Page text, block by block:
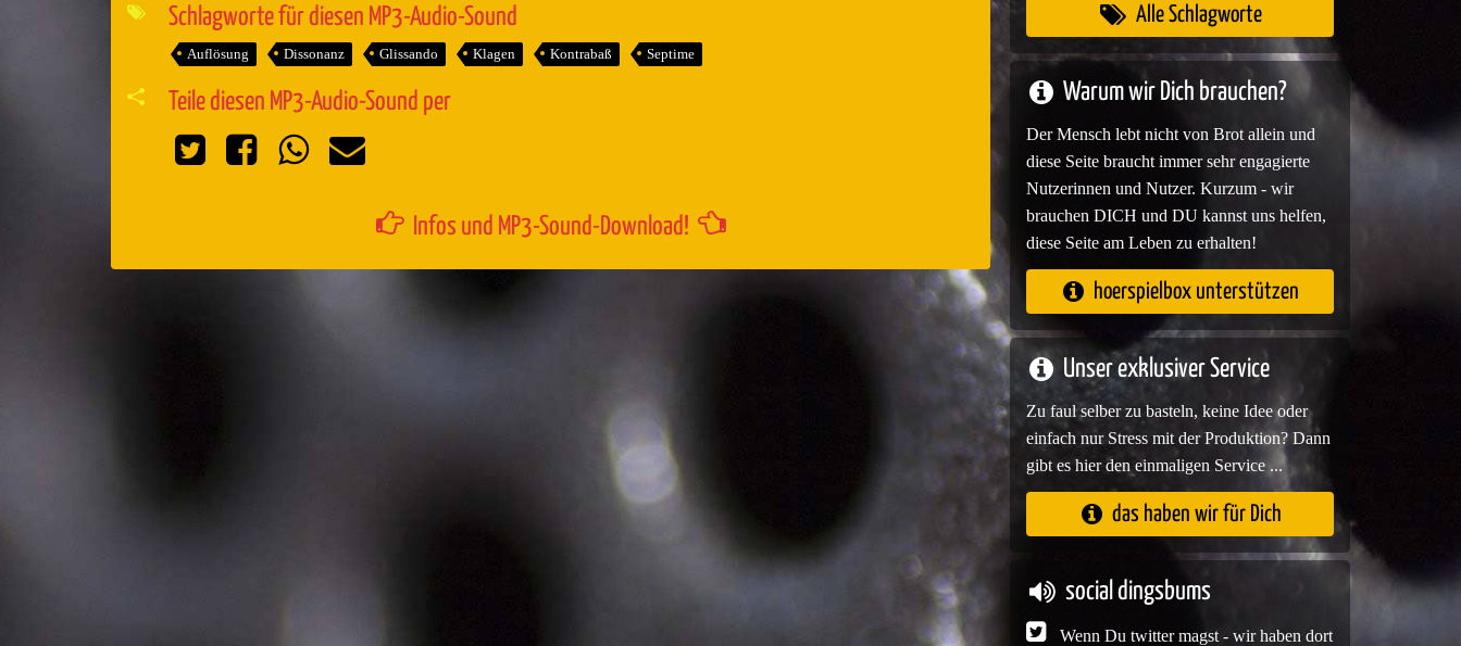
Schlagworte für diesen MP3-Audio-Sound
Auflösung Dissonanz Glissando Klagen Kontrabaß Septime
Teile diesen MP3-Audio-Sound per
Infos und MP3-Sound-Download!
Alle Schlagworte
Warum wir Dich brauchen?
Der Mensch lebt nicht von Brot allein und
diese Seite braucht immer sehr engagierte
Nutzerinnen und Nutzer. Kurzum - wir
brauchen DICH und DU kannst uns helfen,
diese Seite am Leben zu erhalten!
hoerspielbox unterstützen
Unser exklusiver Service
Zu faul selber zu basteln, keine Idee oder
einfach nur Stress mit der Produktion? Dann
gibt es hier den einmaligen Service ...
das haben wir für Dich
social dingsbums
Wenn Du twitter magst - wir haben dort